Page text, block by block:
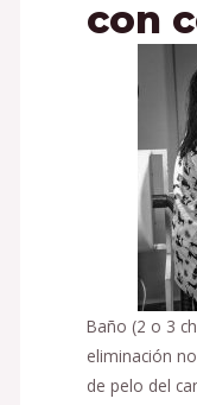
con
Baño (2 o 3
eliminación
de pelo del